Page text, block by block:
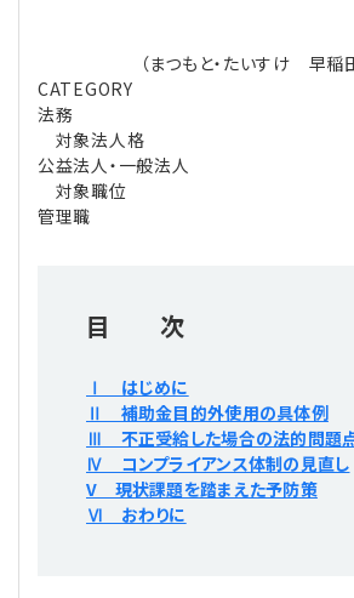
NEWS・TOPIC・特報
【連載】オピニオンリーダーのnote
【連載】公益法人のための「新公益信
【連載】採用・定着・育成のための人
【連載】事例に学ぶ立入検査で想定さ
【連載】シェアコモン200インタビュー
【連載】テーマで紐解く逆引きガイドラ
【連載】悩みと向き合う経営学
登録案内
専門誌一覧
（まつもと・たいすけ 早稲
CATEGORY
法務
対象法人格
公益法人・一般法人
対象職位
管理職
目 次
Ⅰ はじめに
Ⅱ 補助金目的外使用の具体例
Ⅲ 不正受給した場合の法的問題
Ⅳ コンプライアンス体制の見直し
V 現状課題を踏まえた予防策
Ⅵ おわりに